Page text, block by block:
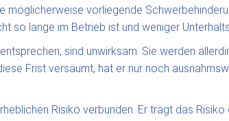
möglicherweise vorliegende
so lange im Betrieb ist und weniger
sind unwirksam. Sie werden
Frist versäumt, hat er nur noch
Risiko verbunden. Er trägt das